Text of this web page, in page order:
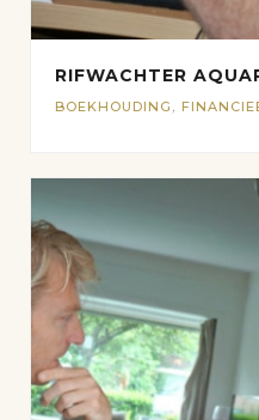
RIFWACHTER
BOEKHOUDING ,